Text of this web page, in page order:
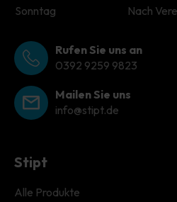
Sonntag
Nach
Rufen Sie uns an
0392 9259 9823
Mailen Sie uns
info@stipt.de
Stipt
Alle Produkte